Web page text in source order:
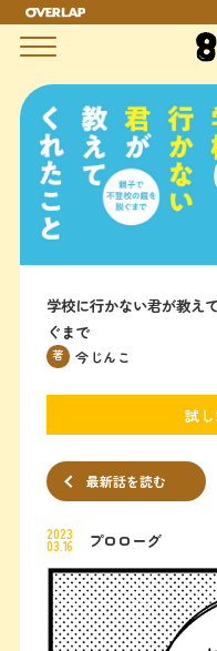
学校に行かない君が教え
ぐまで
著 今じんこ
試
最新話を読む
2023
03.16 プロローグ